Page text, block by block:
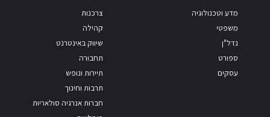
מדע וטכנולוגיה
משפטי
נדל"ן
ספורט
עסקים
צרכנות
קהילה
שיווק באינטרנט
תחבורה
תיירות ונופש
תרבות וחינוך
חברות אנרגיה סולאריות